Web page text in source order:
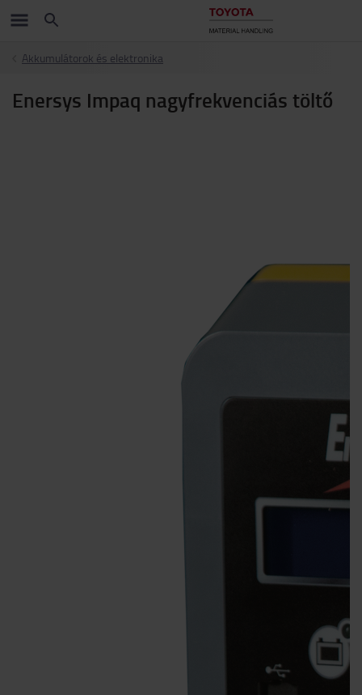
Akkumulátorok és elektronika
Enersys Impaq nagyfrekvenciás töltő